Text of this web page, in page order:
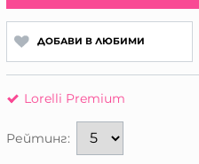
ДОБАВИ В ЛЮБИМИ
Lorelli Premium
Рейтинг: